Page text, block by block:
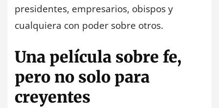
presidentes, empresarios, obispos y
cualquiera con poder sobre otros.
Una película sobre fe,
pero no solo para
creyentes